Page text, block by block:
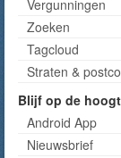
Vergunningen
Zoeken
Tagcloud
Straten &
Blijf op de
Android App
Nieuwsbrief